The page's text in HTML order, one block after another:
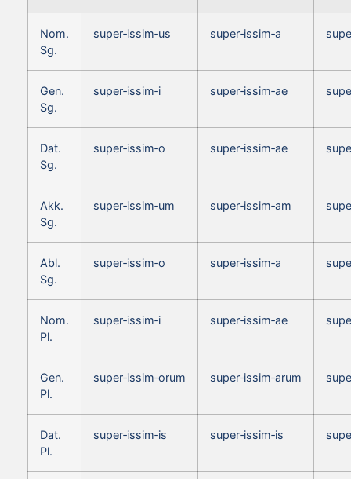
Nom.
Sg.
super‑issim‑us super‑issim‑a
Gen.
Sg.
super‑issim‑i super‑issim‑ae
Dat.
Sg.
super‑issim‑o super‑issim‑ae
Akk.
Sg.
super‑issim‑um super‑issim‑am
Abl.
Sg.
super‑issim‑o super‑issim‑a
Nom.
Pl.
super‑issim‑i super‑issim‑ae
Gen.
Pl.
super‑issim‑orum super‑issim‑arum
Dat.
Pl.
super‑issim‑is super‑issim‑is